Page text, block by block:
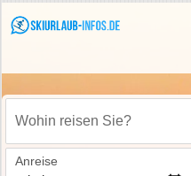
Wohin reisen Sie?
Anreise